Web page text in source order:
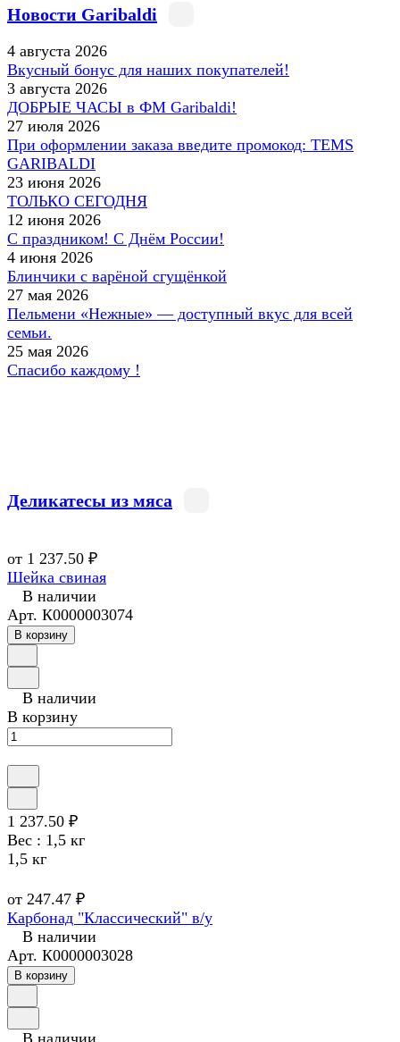
Новости Garibaldi
4 августа 2026
Вкусный бонус для наших покупателей!
3 августа 2026
ДОБРЫЕ ЧАСЫ в ФМ Garibaldi!
27 июля 2026
При оформлении заказа введите промокод: ТЕМS
GARIBALDI
23 июня 2026
ТОЛЬКО СЕГОДНЯ
12 июня 2026
С праздником! С Днём России!
4 июня 2026
Блинчики с варёной сгущёнкой
27 мая 2026
Пельмени «Нежные» — доступный вкус для всей
семьи.
25 мая 2026
Спасибо каждому !
Деликатесы из мяса
от 1 237.50 ₽
Шейка свиная
В наличии
Арт. К0000003074
В корзину
В наличии
В корзину
1 237.50 ₽
Вес : 1,5 кг
1,5 кг
от 247.47 ₽
Карбонад "Классический" в/у
В наличии
Арт. К0000003028
В корзину